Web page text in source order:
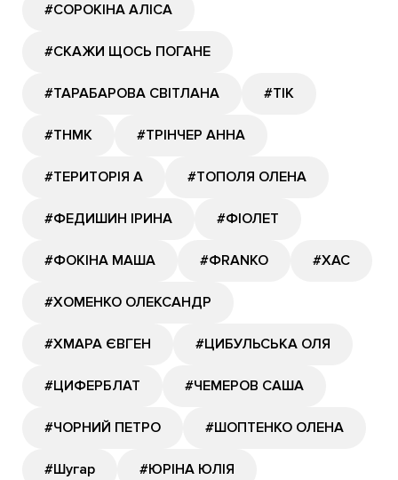
#СОРОКІНА АЛІСА
#СКАЖИ ЩОСЬ ПОГАНЕ
#ТАРАБАРОВА СВІТЛАНА #ТІК
#ТНМК #ТРІНЧЕР АННА
#ТЕРИТОРІЯ А #ТОПОЛЯ ОЛЕНА
#ФЕДИШИН ІРИНА #ФІОЛЕТ
#ФОКІНА МАША #ФRANKO #ХАС
#ХОМЕНКО ОЛЕКСАНДР
#ХМАРА ЄВГЕН #ЦИБУЛЬСЬКА ОЛЯ
#ЦИФЕРБЛАТ #ЧЕМЕРОВ САША
#ЧОРНИЙ ПЕТРО #ШОПТЕНКО ОЛЕНА
#Шугар #ЮРІНА ЮЛІЯ